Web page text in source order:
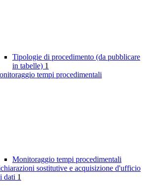
Tipologie di procedimento (da pubblicare
in tabelle) 1
tempi procedimentali
Monitoraggio tempi procedimentali
sostitutive e acquisizione d'ufficio
dati 1